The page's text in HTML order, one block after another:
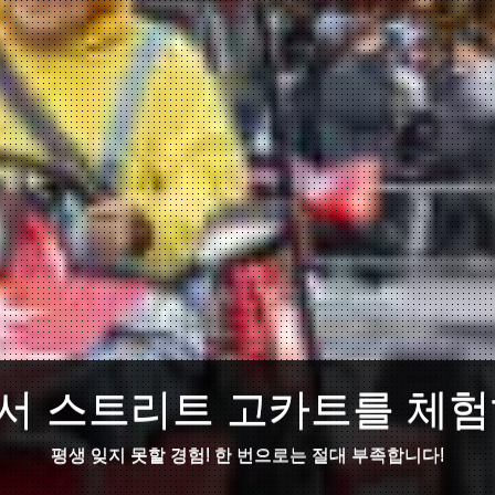
스트리트 고카트를 체
평생 잊지 못할 경험! 한 번으로는 절대 부족합니다!